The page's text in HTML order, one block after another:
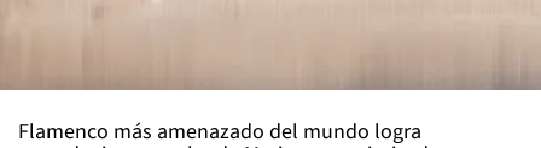
Flamenco más amenazado del mundo logra